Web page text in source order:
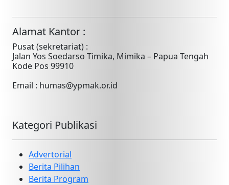
Alamat Kantor :
Pusat (sekretariat) :
Jalan Yos Soedarso Timika, Mimika – Papua Tengah
Kode Pos 99910
Email : humas@ypmak.or.id
Kategori Publikasi
Advertorial
Berita Pilihan
Berita Program